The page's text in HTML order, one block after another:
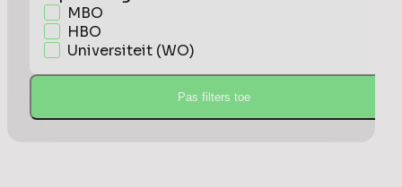
MBO
HBO
Universiteit (WO)
Pas filters toe